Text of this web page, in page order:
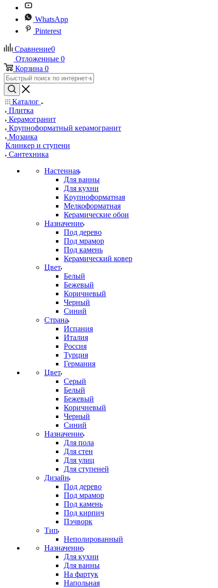
WhatsApp
Pinterest
Сравнение0
Отложенные 0
Корзина 0
Каталог
Плитка
Керамогранит
Крупноформатный керамогранит
Мозаика
Клинкер и ступени
Сантехника
Настенная
Для ванны
Для кухни
Крупноформатная
Мелкоформатная
Керамические обои
Назначение
Под дерево
Под мрамор
Под камень
Керамический ковер
Цвет
Белый
Бежевый
Коричневый
Черный
Синий
Страна
Испания
Италия
Россия
Турция
Германия
Цвет
Серый
Белый
Бежевый
Коричневый
Черный
Синий
Назначение
Для пола
Для стен
Для улиц
Для ступеней
Дизайн
Под дерево
Под мрамор
Под камень
Под кирпич
Пэчворк
Тип
Неполированный
Назначение
Для кухни
Для ванны
На фартук
Напольная